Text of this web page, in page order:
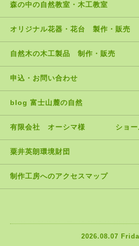
森の中の自然教室・木工教室
オリジナル花器・花台 製作・販売
自然木の木工製品 制作・販売
申込・お問い合わせ
blog 富士山麓の自然
有限会社 オーシマ様 ショール
粟井英朗環境財団
制作工房へのアクセスマップ
2026.08.07